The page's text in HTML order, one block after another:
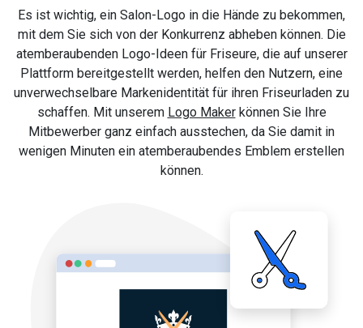
Es ist wichtig, ein Salon-Logo in die Hände zu bekommen,
mit dem Sie sich von der Konkurrenz abheben können. Die
atemberaubenden Logo-Ideen für Friseure, die auf unserer
Plattform bereitgestellt werden, helfen den Nutzern, eine
unverwechselbare Markenidentität für ihren Friseurladen zu
schaffen. Mit unserem Logo Makerkönnen Sie Ihre
Mitbewerber ganz einfach ausstechen, da Sie damit in
wenigen Minuten ein atemberaubendes Emblem erstellen
können.